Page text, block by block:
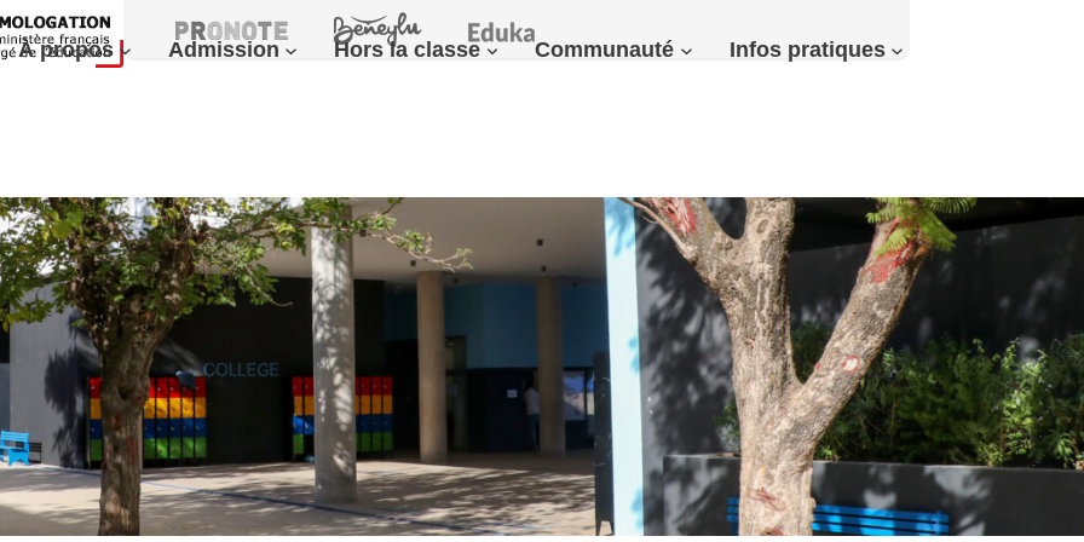
À propos Admission Hors la classe Communauté Infos pratiques